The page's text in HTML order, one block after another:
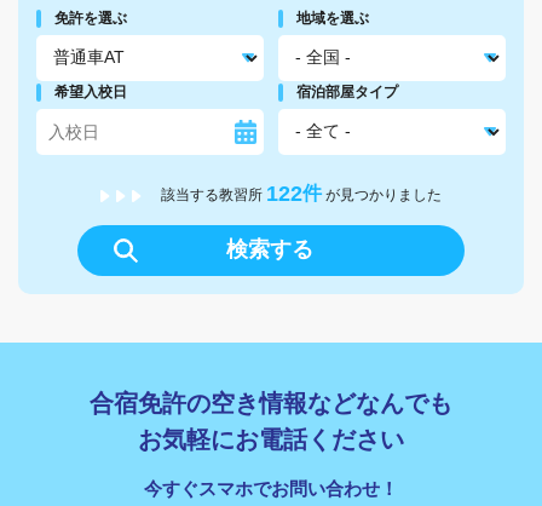
合宿免許の空き情報などなんでも
お気軽にお電話ください
免許を選ぶ 地域を選ぶ
希望入校日 宿泊部屋タイプ
該当する教習所 122件 が見つかりました
検索する